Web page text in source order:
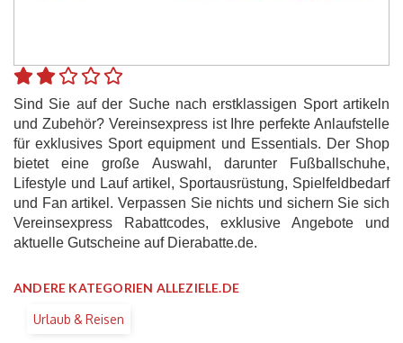
Sind Sie auf der Suche nach erstklassigen Sport artikeln
und Zubehör? Vereinsexpress ist Ihre perfekte Anlaufstelle
für exklusives Sport equipment und Essentials. Der Shop
bietet eine große Auswahl, darunter Fußballschuhe,
Lifestyle und Lauf artikel, Sportausrüstung, Spielfeldbedarf
und Fan artikel. Verpassen Sie nichts und sichern Sie sich
Vereinsexpress Rabattcodes, exklusive Angebote und
aktuelle Gutscheine auf Dierabatte.de.
ANDERE KATEGORIEN ALLEZIELE.DE
Urlaub & Reisen